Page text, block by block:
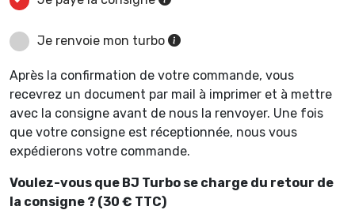
Je renvoie mon turbo
Après la confirmation de votre commande, vous
recevrez un document par mail à imprimer et à mettre
avec la consigne avant de nous la renvoyer. Une fois
que votre consigne est réceptionnée, nous vous
expédierons votre commande.
Voulez-vous que BJ Turbo se charge du retour de
la consigne ? (30 € TTC)